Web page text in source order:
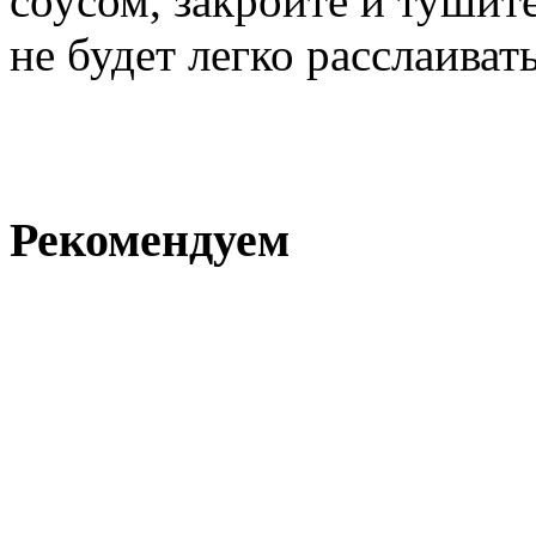
не будет легко
Рекомендуем